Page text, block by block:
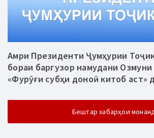
Амри Президенти Ҷумҳурии
бораи баргузор намудани
«Фурӯғи субҳи доноӣ китоб аст»
Бештар хабарҳои